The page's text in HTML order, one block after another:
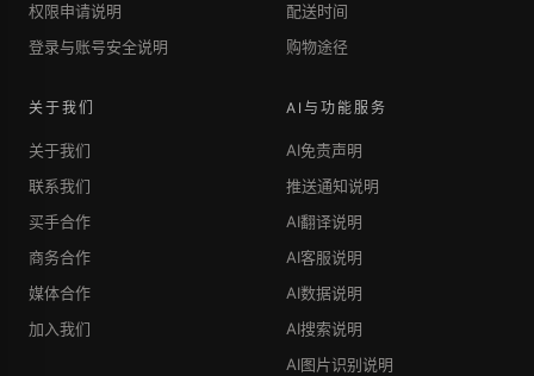
权限申请说明
登录与账号安全说明
配送时间
购物途径
关于我们
关于我们
联系我们
买手合作
商务合作
媒体合作
加入我们
AI与功能服务
AI免责声明
推送通知说明
AI翻译说明
AI客服说明
AI数据说明
AI搜索说明
AI图片识别说明